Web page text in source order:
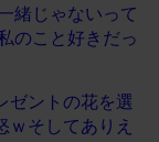
緒じゃないって
のこと好きだっ
ゼントの花を選
ｗそしてありえ